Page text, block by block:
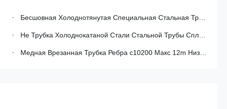
Бесшовная Холоднотянутая Специальная Стальная Труба sa192 Профиль Две Лопатки Круглый Котел Лопатка Трубка
Не Трубка Холоднокатаной Стали Стальной Трубы Сплава Овальная Особенная Изготовленная На Заказ Плоская, Который Встали На Сторону
Медная Врезанная Трубка Ребра c10200 Макс 12m Низкая